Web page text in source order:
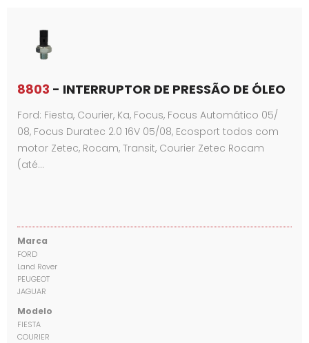
8803 - INTERRUPTOR DE PRESSÃO DE ÓLEO
Ford: Fiesta, Courier, Ka, Focus, Focus Automático 05/
08, Focus Duratec 2.0 16V 05/08, Ecosport todos com
motor Zetec, Rocam, Transit, Courier Zetec Rocam
(até…
Marca
FORD
Land Rover
PEUGEOT
JAGUAR
Modelo
FIESTA
COURIER